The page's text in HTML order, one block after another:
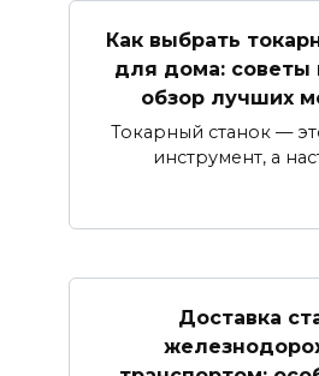
Как выбрать
для дома: советы
обзор лучших
Токарный станок —
инструмент, а
Доставка